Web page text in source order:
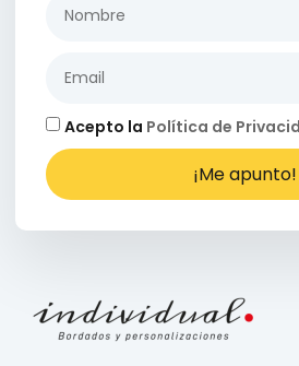
Acepto la Política de
¡Me apunto!